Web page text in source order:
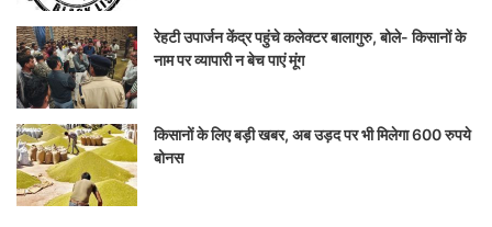
रेहटी उपार्जन केंद्र पहुंचे कलेक्टर बालागुरु, बोले- किसानों के
नाम पर व्यापारी न बेच पाएं मूंग
किसानों के लिए बड़ी खबर, अब उड़द पर भी मिलेगा 600 रुपये
बोनस